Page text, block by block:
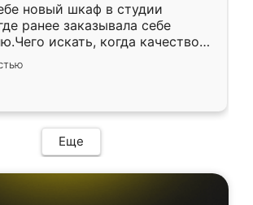
новый шкаф в студии
ранее заказывала себе
искать, когда качеством
Служит кухня уже почти
нет.
Еще